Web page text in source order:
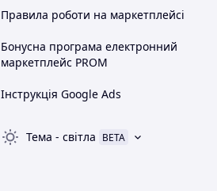
Правила роботи на маркетплейсі
Бонусна програма електронний
маркетплейс PROM
Інструкція Google Ads
Тема - світла BETA